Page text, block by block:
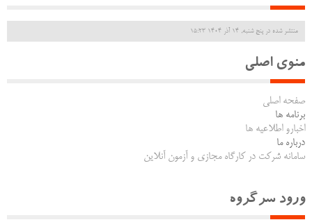
منتشر شده در پنج شنبه, 14 آذر 1404 15:23
منوی اصلی
صفحه اصلی
برنامه ها
اخبارو اطلاعیه ها
درباره ما
سامانه شرکت در کارگاه مجازی و آزمون آنلاین
ورود سرگروه